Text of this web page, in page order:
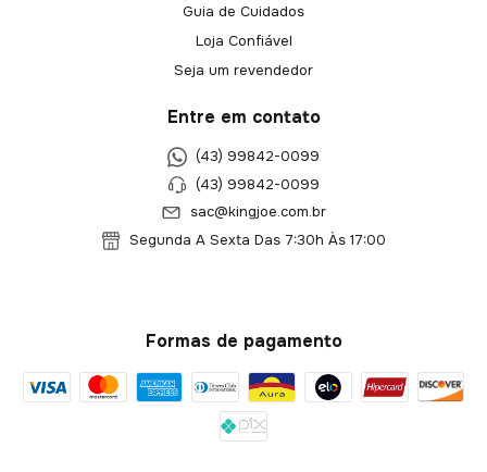
Guia de Cuidados
Loja Confiável
Seja um revendedor
Entre em contato
(43) 99842-0099
(43) 99842-0099
sac@kingjoe.com.br
Segunda A Sexta Das 7:30h Às 17:00
Formas de pagamento